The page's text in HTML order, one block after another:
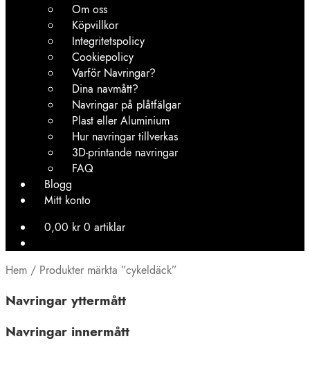
Om oss
Köpvillkor
Integritetspolicy
Cookiepolicy
Varför Navringar?
Dina navmått?
Navringar på plåtfälgar
Plast eller Aluminium
Hur navringar tillverkas
3D-printande navringar
FAQ
Blogg
Mitt konto
0,00 kr 0 artiklar
Hem / Produkter märkta ”cykeldäck”
Navringar yttermått
Navringar innermått